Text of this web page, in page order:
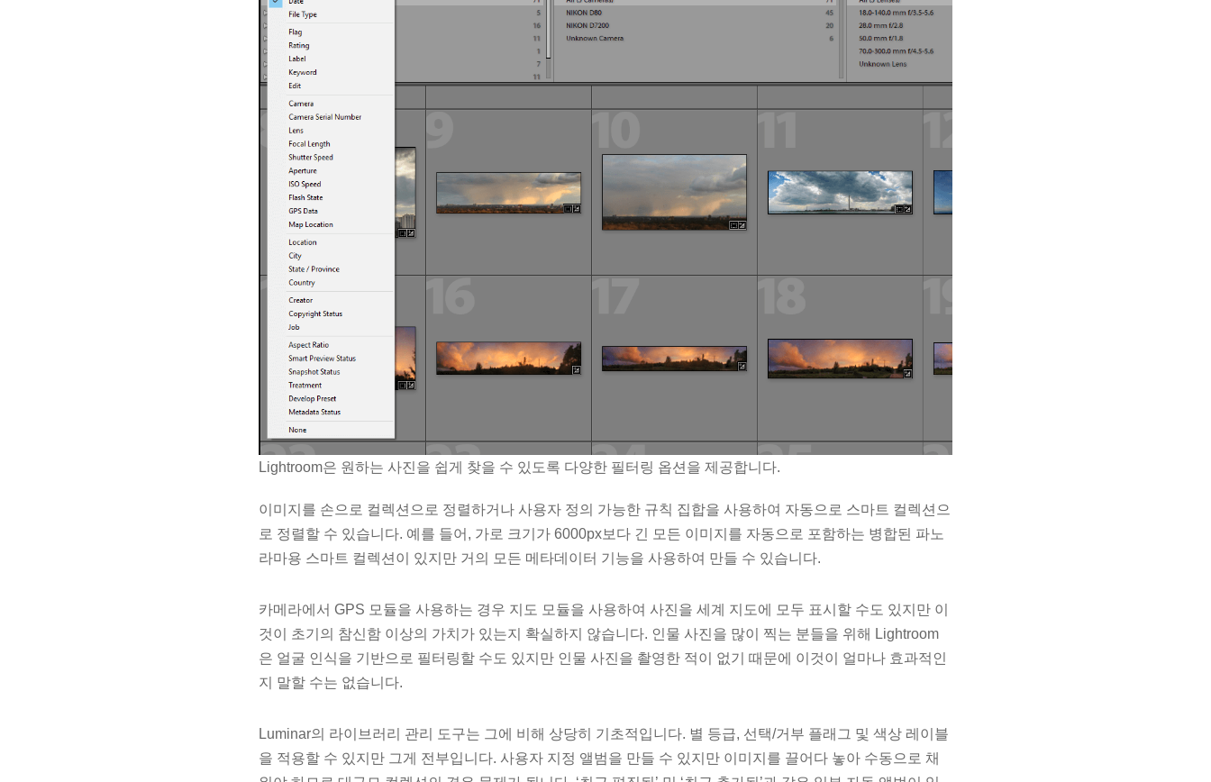
Lightroom은 원하는 사진을 쉽게 찾을 수 있도록 다양한 필터링 옵션을 제공합니다.
이미지를 손으로 컬렉션으로 정렬하거나 사용자 정의 가능한 규칙 집합을 사용하여 자동으로 스마트 컬렉션으
로 정렬할 수 있습니다. 예를 들어, 가로 크기가 6000px보다 긴 모든 이미지를 자동으로 포함하는 병합된 파노
라마용 스마트 컬렉션이 있지만 거의 모든 메타데이터 기능을 사용하여 만들 수 있습니다.
카메라에서 GPS 모듈을 사용하는 경우 지도 모듈을 사용하여 사진을 세계 지도에 모두 표시할 수도 있지만 이
것이 초기의 참신함 이상의 가치가 있는지 확실하지 않습니다. 인물 사진을 많이 찍는 분들을 위해 Lightroom
은 얼굴 인식을 기반으로 필터링할 수도 있지만 인물 사진을 촬영한 적이 없기 때문에 이것이 얼마나 효과적인
지 말할 수는 없습니다.
Luminar의 라이브러리 관리 도구는 그에 비해 상당히 기초적입니다. 별 등급, 선택/거부 플래그 및 색상 레이블
을 적용할 수 있지만 그게 전부입니다. 사용자 지정 앨범을 만들 수 있지만 이미지를 끌어다 놓아 수동으로 채